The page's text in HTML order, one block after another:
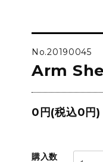
シェルフ&チェスト
ラック&スタンド
RUGS
ベーシックラグマット
BEDROOM
No.20190045
Arm
0円(税込0円)
購入数